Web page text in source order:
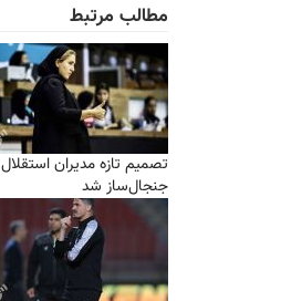
مطالب مرتبط
تصمیم تازه مدیران استقلال
جنجال‌ساز شد